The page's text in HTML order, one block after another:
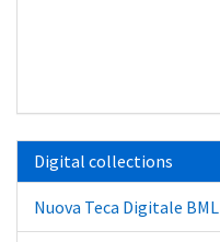
Digital collections
Nuova Teca Digitale BML